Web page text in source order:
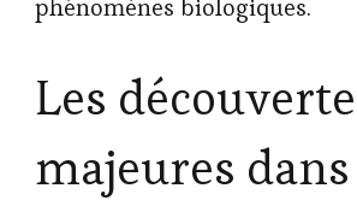
phénomènes biologiques.
Les
majeures